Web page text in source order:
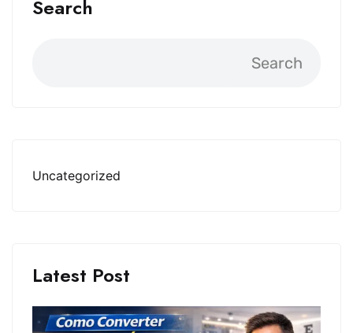
Search
Search
Uncategorized
Latest Post